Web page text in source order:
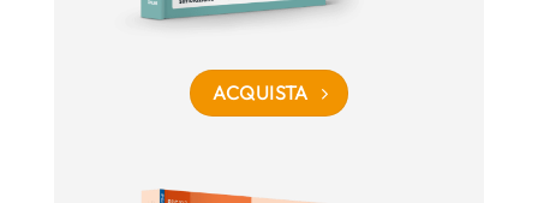
ACQUISTA